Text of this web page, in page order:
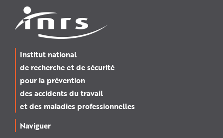
Institut national
de recherche et de sécurité
pour la prévention
des accidents du travail
et des maladies professionnelles
Naviguer